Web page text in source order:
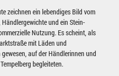
zeichnen ein lebendiges Bild vom
und ein Stein-
Nutzung. Es scheint, als
mit Läden und
auf der Händlerinnen und
begleiteten.